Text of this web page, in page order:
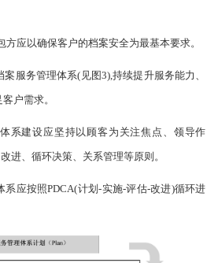
方应以确保客户的档案安全为最基本要求。
服务管理体系(见图3),持续提升服务能力、
户需求。
系建设应坚持以顾客为关注焦点、领导作
进、循环决策、关系管理等原则。
系应按照PDCA(计划-实施-评估-改进)循环进